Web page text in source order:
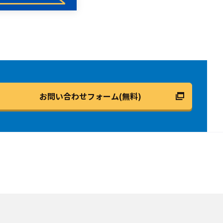
お問い合わせフォーム(無料)